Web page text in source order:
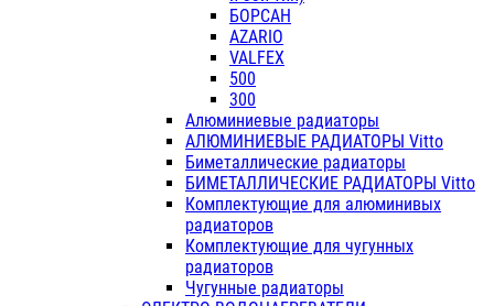
БОРСАН
AZARIO
VALFEX
500
300
Алюминиевые радиаторы
АЛЮМИНИЕВЫЕ РАДИАТОРЫ Vitto
Биметаллические радиаторы
БИМЕТАЛЛИЧЕСКИЕ РАДИАТОРЫ Vitto
Комплектующие для алюминивых
радиаторов
Комплектующие для чугунных
радиаторов
Чугунные радиаторы